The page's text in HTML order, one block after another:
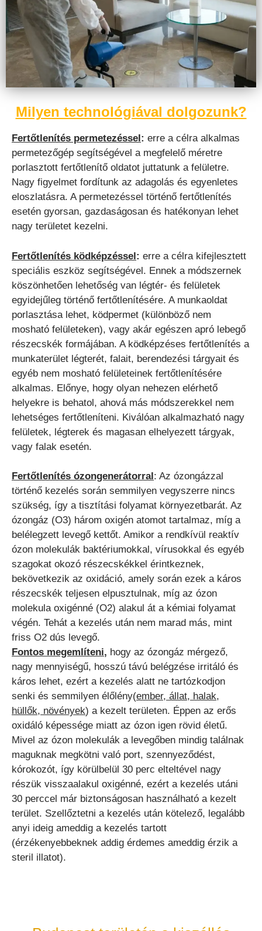
Milyen technológiával dolgozunk?
Fertőtlenítés permetezéssel: erre a célra alkalmas
permetezőgép segítségével a megfelelő méretre
porlasztott fertőtlenítő oldatot juttatunk a felületre.
Nagy figyelmet fordítunk az adagolás és egyenletes
eloszlatásra. A permetezéssel történő fertőtlenítés
esetén gyorsan, gazdaságosan és hatékonyan lehet
nagy területet kezelni.
Fertőtlenítés ködképzéssel: erre a célra kifejlesztett
speciális eszköz segítségével. Ennek a módszernek
köszönhetően lehetőség van légtér- és felületek
egyidejűleg történő fertőtlenítésére. A munkaoldat
porlasztása lehet, ködpermet (különböző nem
mosható felületeken), vagy akár egészen apró lebegő
részecskék formájában. A ködképzéses fertőtlenítés a
munkaterület légterét, falait, berendezési tárgyait és
egyéb nem mosható felületeinek fertőtlenítésére
alkalmas. Előnye, hogy olyan nehezen elérhető
helyekre is behatol, ahová más módszerekkel nem
lehetséges fertőtleníteni. Kiválóan alkalmazható nagy
felületek, légterek és magasan elhelyezett tárgyak,
vagy falak esetén.
Fertőtlenítés ózongenerátorral: Az ózongázzal
történő kezelés során semmilyen vegyszerre nincs
szükség, így a tisztítási folyamat környezetbarát. Az
ózongáz (O3) három oxigén atomot tartalmaz, míg a
belélegzett levegő kettőt. Amikor a rendkívül reaktív
ózon molekulák baktériumokkal, vírusokkal és egyéb
szagokat okozó részecskékkel érintkeznek,
bekövetkezik az oxidáció, amely során ezek a káros
részecskék teljesen elpusztulnak, míg az ózon
molekula oxigénné (O2) alakul át a kémiai folyamat
végén. Tehát a kezelés után nem marad más, mint
friss O2 dús levegő.
Fontos megemlíteni, hogy az ózongáz mérgező,
nagy mennyiségű, hosszú távú belégzése irritáló és
káros lehet, ezért a kezelés alatt ne tartózkodjon
senki és semmilyen élőlény(ember, állat, halak,
hüllők, növények) a kezelt területen. Éppen az erős
oxidáló képessége miatt az ózon igen rövid életű.
Mivel az ózon molekulák a levegőben mindig találnak
maguknak megkötni való port, szennyeződést,
kórokozót, így körülbelül 30 perc elteltével nagy
részük visszaalakul oxigénné, ezért a kezelés utáni
30 perccel már biztonságosan használható a kezelt
terület. Szellőztetni a kezelés után kötelező, legalább
anyi ideig ameddig a kezelés tartott
(érzékenyebbeknek addig érdemes ameddig érzik a
steril illatot).